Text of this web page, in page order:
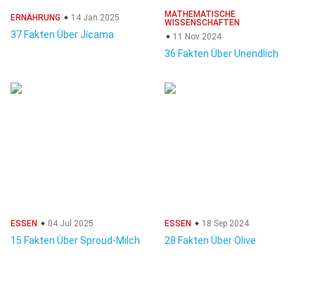
ERNÄHRUNG 14 Jan 2025
37 Fakten Über Jícama
MATHEMATISCHE
WISSENSCHAFTEN
11 Nov 2024
36 Fakten Über Unendlich
ESSEN 04 Jul 2025
15 Fakten Über Sproud-Milch
ESSEN 18 Sep 2024
28 Fakten Über Olive